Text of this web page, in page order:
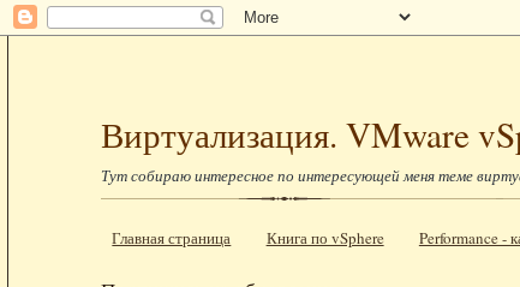
Виртуализация. VMware
Тут собираю интересное по интересующей меня теме
Главная страница Книга по vSphere Performance -